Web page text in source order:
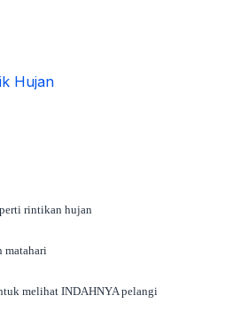
rintikan hujan
matahari
melihat INDAHNYA pelangi